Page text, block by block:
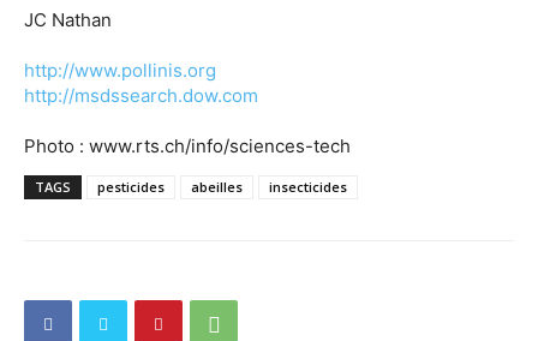
JC Nathan
http://www.pollinis.org
http://msdssearch.dow.com
Photo : www.rts.ch/info/sciences-tech
TAGS pesticides abeilles insecticides